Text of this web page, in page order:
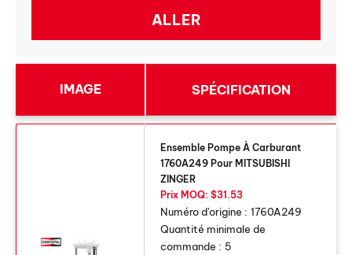
IMAGE SPÉCIFICATION
Ensemble Pompe À Carburant
1760A249 Pour MITSUBISHI
ZINGER
Prix ​​MOQ: $31.53
Numéro d'origine : 1760A249
Quantité minimale de
commande : 5